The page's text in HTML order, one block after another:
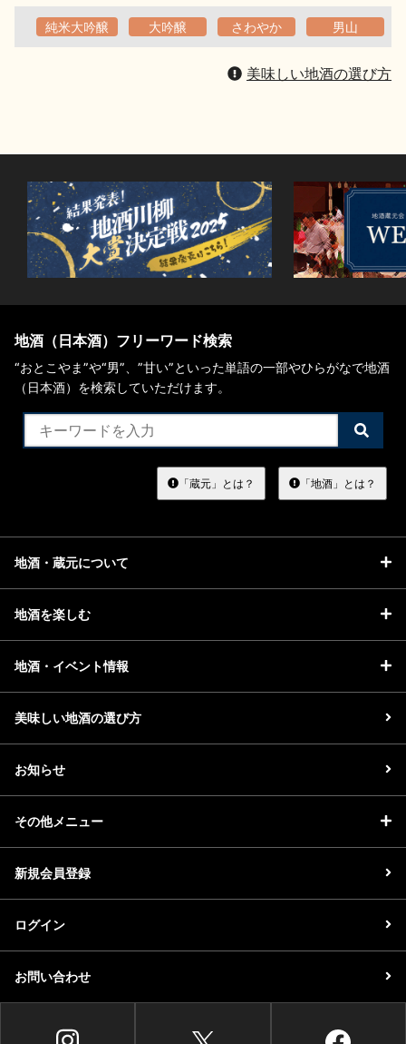
純米大吟醸 大吟醸 さわやか 男山
美味しい地酒の選び方
地酒（日本酒）フリーワード検索
“おとこやま”や“男”、”甘い”といった単語の一部やひらがなで地酒
（日本酒）を検索していただけます。
検
索
る
「蔵元」とは？ 「地酒」とは？
地酒・蔵元について
地酒を楽しむ
地酒・イベント情報
美味しい地酒の選び方
お知らせ
その他メニュー
新規会員登録
ログイン
お問い合わせ